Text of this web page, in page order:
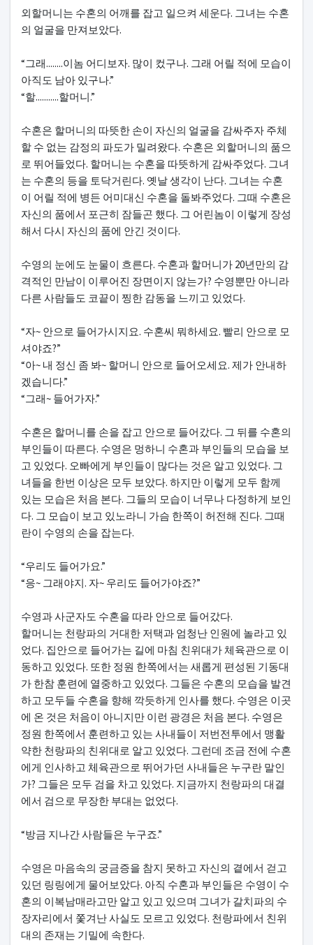
외할머니는 수혼의 어깨를 잡고 일으켜 세운다. 그녀는 수혼
의 얼굴을 만져보았다.
“그래........이놈 어디보자. 많이 컸구나. 그래 어릴 적에 모습이
아직도 남아 있구나.”
“할...........할머니.”
수혼은 할머니의 따뜻한 손이 자신의 얼굴을 감싸주자 주체
할 수 없는 감정의 파도가 밀려왔다. 수혼은 외할머니의 품으
로 뛰어들었다. 할머니는 수혼을 따뜻하게 감싸주었다. 그녀
는 수혼의 등을 토닥거린다. 옛날 생각이 난다. 그녀는 수혼
이 어릴 적에 병든 어미대신 수혼을 돌봐주었다. 그때 수혼은
자신의 품에서 포근히 잠들곤 했다. 그 어린놈이 이렇게 장성
해서 다시 자신의 품에 안긴 것이다.
수영의 눈에도 눈물이 흐른다. 수혼과 할머니가 20년만의 감
격적인 만남이 이루어진 장면이지 않는가? 수영뿐만 아니라
다른 사람들도 코끝이 찡한 감동을 느끼고 있었다.
“자~ 안으로 들어가시지요. 수혼씨 뭐하세요. 빨리 안으로 모
셔야죠?”
“아~ 내 정신 좀 봐~ 할머니 안으로 들어오세요. 제가 안내하
겠습니다.”
“그래~ 들어가자.”
수혼은 할머니를 손을 잡고 안으로 들어갔다. 그 뒤를 수혼의
부인들이 따른다. 수영은 멍하니 수혼과 부인들의 모습을 보
고 있었다. 오빠에게 부인들이 많다는 것은 알고 있었다. 그
녀들을 한번 이상은 모두 보았다. 하지만 이렇게 모두 함께
있는 모습은 처음 본다. 그들의 모습이 너무나 다정하게 보인
다. 그 모습이 보고 있노라니 가슴 한쪽이 허전해 진다. 그때
란이 수영의 손을 잡는다.
“우리도 들어가요.”
“응~ 그래야지. 자~ 우리도 들어가야죠?”
수영과 사군자도 수혼을 따라 안으로 들어갔다.
할머니는 천랑파의 거대한 저택과 엄청난 인원에 놀라고 있
었다. 집안으로 들어가는 길에 마침 친위대가 체육관으로 이
동하고 있었다. 또한 정원 한쪽에서는 새롭게 편성된 기동대
가 한참 훈련에 열중하고 있었다. 그들은 수혼의 모습을 발견
하고 모두들 수혼을 향해 깍듯하게 인사를 했다. 수영은 이곳
에 온 것은 처음이 아니지만 이런 광경은 처음 본다. 수영은
정원 한쪽에서 훈련하고 있는 사내들이 저번전투에서 맹활
약한 천랑파의 친위대로 알고 있었다. 그런데 조금 전에 수혼
에게 인사하고 체육관으로 뛰어가던 사내들은 누구란 말인
가? 그들은 모두 검을 차고 있었다. 지금까지 천랑파의 대결
에서 검으로 무장한 부대는 없었다.
“방금 지나간 사람들은 누구죠.”
수영은 마음속의 궁금증을 참지 못하고 자신의 곁에서 걷고
있던 링링에게 물어보았다. 아직 수혼과 부인들은 수영이 수
혼의 이복남매라고만 알고 있고 있으며 그녀가 갈치파의 수
장자리에서 쫓겨난 사실도 모르고 있었다. 천랑파에서 친위
대의 존재는 기밀에 속한다.